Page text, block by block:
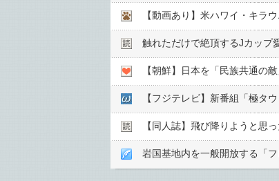
【動画あり】米ハワイ・キラ
触れただけで絶頂するJカップ
【朝鮮】日本を「民族共通の
【フジテレビ】新番組「極タ
【同人誌】飛び降りようと思
岩国基地内を一般開放する「